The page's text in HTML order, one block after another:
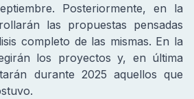
Posteriormente, en la
las propuestas pensadas
completo de las mismas. En la
los proyectos y, en última
durante 2025 aquellos que